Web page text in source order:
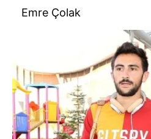
Emre Çolak